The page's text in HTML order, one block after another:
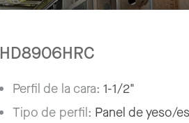
HD8906HRC
Perfil de la cara:1-1/2"
Tipo de perfil: Panel de yeso/